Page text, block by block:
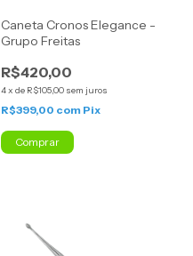
Caneta Cronos Elegance -
Grupo Freitas
R$420,00
4x de R$105,00 sem juros
R$399,00 com Pix